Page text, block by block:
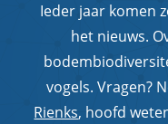
Ieder jaar komen
het nieuws.
vogels. Vragen?
Rienks, hoofd